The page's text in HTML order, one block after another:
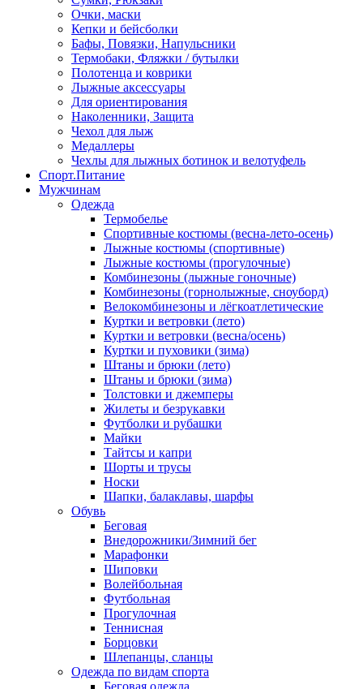
Очки, маски
Кепки и бейсболки
Бафы, Повязки, Напульсники
Термобаки, Фляжки / бутылки
Полотенца и коврики
Лыжные аксессуары
Для ориентирования
Наколенники, Защита
Чехол для лыж
Медаллеры
Чехлы для лыжных ботинок и велотуфель
Спорт.Питание
Мужчинам
Одежда
Термобелье
Спортивные костюмы (весна-лето-осень)
Лыжные костюмы (спортивные)
Лыжные костюмы (прогулочные)
Комбинезоны (лыжные гоночные)
Комбинезоны (горнолыжные, сноуборд)
Велокомбинезоны и лёгкоатлетические
Куртки и ветровки (лето)
Куртки и ветровки (весна/осень)
Куртки и пуховики (зима)
Штаны и брюки (лето)
Штаны и брюки (зима)
Толстовки и джемперы
Жилеты и безрукавки
Футболки и рубашки
Майки
Тайтсы и капри
Шорты и трусы
Носки
Шапки, балаклавы, шарфы
Обувь
Беговая
Внедорожники/Зимний бег
Марафонки
Шиповки
Волейбольная
Футбольная
Прогулочная
Теннисная
Борцовки
Шлепанцы, сланцы
Одежда по видам спорта
Беговая одежда